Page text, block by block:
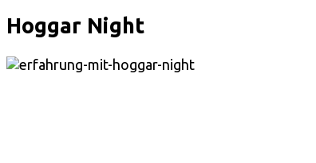
Hoggar Night